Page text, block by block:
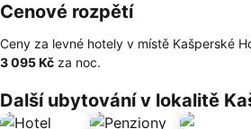
Cenové rozpětí
Ceny za levné hotely v místě Kašperské
‎3 095 Kč za noc.
Další ubytování v lokalitě